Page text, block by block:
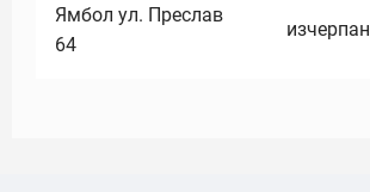
Ямбол ул. Преслав
64
изчерпан